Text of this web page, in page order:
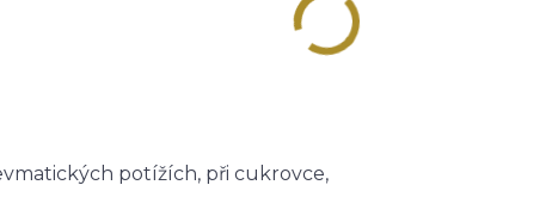
potížích, při cukrovce,